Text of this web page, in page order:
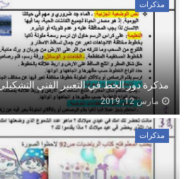
مذكرات
مذكرة دور الخط في التعبير الفني
مارس 12, 2019
مذكرات